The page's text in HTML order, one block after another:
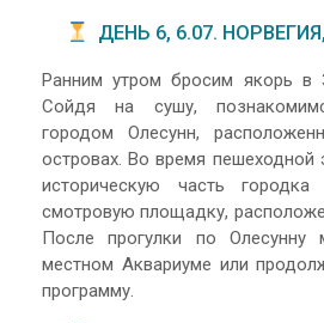
ДЕНЬ 6, 6.07.
Ранним утром бросим якорь в
Сойдя на сушу,
городом Олесунн,
островах. Во время пешеходной
историческую часть
смотровую площадку,
После прогулки по
местном Аквариуме или
программу.